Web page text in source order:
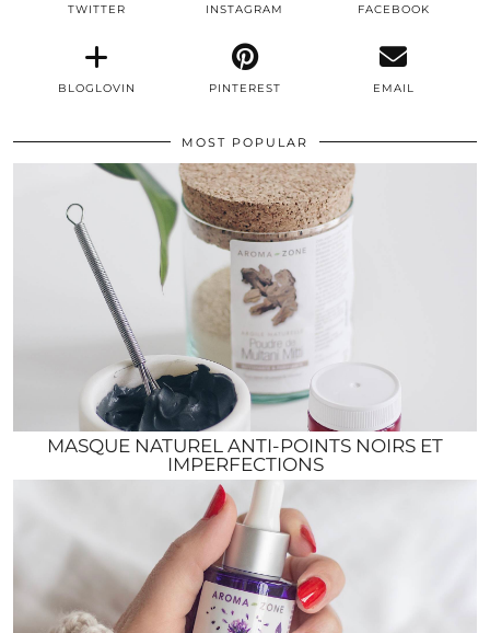
TWITTER INSTAGRAM FACEBOOK
BLOGLOVIN PINTEREST EMAIL
MOST POPULAR
MASQUE NATUREL ANTI-POINTS NOIRS ET
IMPERFECTIONS